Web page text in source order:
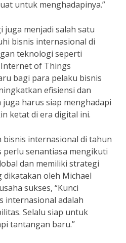
untuk menghadapinya.”
menjadi salah satu
bisnis internasional di
teknologi seperti
of Things
bagi para pelaku bisnis
efisiensi dan
harus siap menghadapi
ketat di era digital ini.
bisnis internasional di tahun
perlu senantiasa mengikuti
dan memiliki strategi
dikatakan oleh Michael
sukses, “Kunci
internasional adalah
Selalu siap untuk
tantangan baru.”